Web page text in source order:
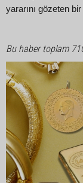
yararını gözeten bir
Bu haber toplam